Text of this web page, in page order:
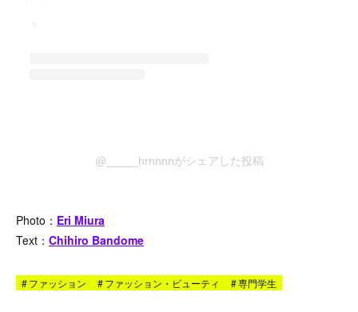
@_____hrnnnnがシェアした投稿
Photo： Eri Miura
Text： Chihiro Bandome
#ファッション #ファッション・ビューティ #専門学生